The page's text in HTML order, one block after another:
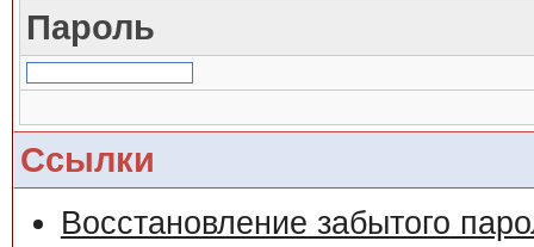
Пароль
Ссылки
Восстановление забытого